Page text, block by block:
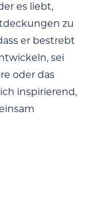
es liebt,
zu
er bestrebt
sei
oder das
inspirierend,